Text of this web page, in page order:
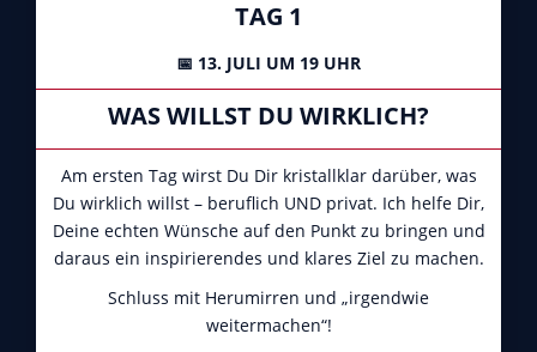
TAG 1
📅 13. JULI UM 19 UHR
WAS WILLST DU WIRKLICH?
Am ersten Tag wirst Du Dir kristallklar darüber, was
Du wirklich willst – beruflich UND privat. Ich helfe Dir,
Deine echten Wünsche auf den Punkt zu bringen und
daraus ein inspirierendes und klares Ziel zu machen.
Schluss mit Herumirren und „irgendwie
weitermachen“!